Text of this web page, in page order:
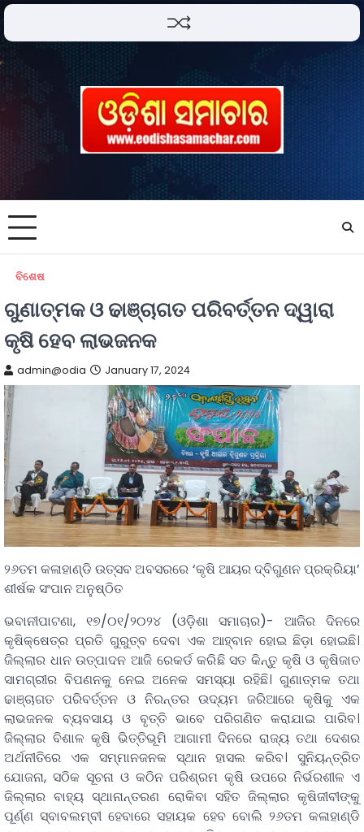
ବିଶେଷ
ଗୁଣାତ୍ମକ ଓ ଢାଞ୍ଚାଗତ ପରିବର୍ତ୍ତନ ଦ୍ୱାରା
କୃଷି ହେବ ଲାଭଜନକ
admin@odia January 17, 2024
୨୬ତମ କଳାହାଣ୍ଡି ଉତ୍ସବ ଅବସରରେ ‘କୃଷି ଆୟର ଦ୍ବିଗୁଣନ ପ୍ରକ୍ରିୟା’
ଶୀର୍ଷକ ସଂପାନ ଅନୁଷ୍ଠିତ
ଭବାନୀପାଟଣା, ୧୭/୦୧/୨୦୨୪ (ଓଡ଼ିଶା ସମାଚାର)- ଆଜିର ଦିନରେ
କୃଷିକ୍ଷେତ୍ର ପ୍ରତି ଗୁରୁତ୍ବ ଦେବା ଏକ ଆହ୍ବାନ ହୋଇ ଛିଡ଼ା ହୋଇଛି।
ଜିଲ୍ଲାର ଧାନ ଉତ୍ପାଦନ ଆଜି ରେକର୍ଡ କରିଛି ସତ କିନ୍ତୁ କୃଷି ଓ କୃଷିଜାତ
ସାମଗ୍ରୀର ବିପଣନକୁ ନେଇ ଅନେକ ସମସ୍ୟା ରହିଛି। ଗୁଣାତ୍ମକ ତଥା
ଢାଞ୍ଚାଗତ ପରିବର୍ତ୍ତନ ଓ ନିରନ୍ତର ଉଦ୍ୟମ ଜରିଆରେ କୃଷିକୁ ଏକ
ଲାଭଜନକ ବ୍ୟବସାୟ ଓ ବୃତ୍ତି ଭାବେ ପରିଗଣିତ କରାଯାଇ ପାରିବ।
ଜିଲ୍ଲାର ବିଶାଳ କୃଷି ଭିତ୍ତିଭୂମି ଆଗାମୀ ଦିନରେ ରାଜ୍ୟ ତଥା ଦେଶର
ଅର୍ଥନୀତିରେ ଏକ ସମ୍ମାନଜନକ ସ୍ଥାନ ହାସଲ କରିବ। ସୁନିୟନ୍ତ୍ରିତ
ଯୋଜନା, ସଠିକ ସୂଚନା ଓ କଠିନ ପରିଶ୍ରମ କୃଷି ଉପରେ ନିର୍ଭରଶୀଳ ଏ
ଜିଲ୍ଲାର ବାହ୍ୟ ସ୍ଥାନାନ୍ତରଣ ରୋକିବା ସହିତ ଜିଲ୍ଲାର କୃଷିଜୀବୀଙ୍କୁ
ପୂର୍ଣ୍ଣ ସ୍ବାବଲମ୍ବୀ ହେବାରେ ସହାୟକ ହେବ ବୋଲି ୨୬ତମ କଳାହାଣ୍ଡି